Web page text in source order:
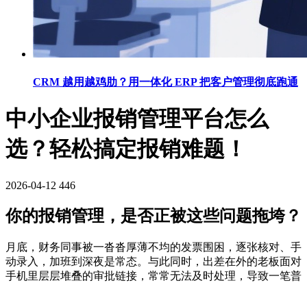
CRM 越用越鸡肋？用一体化 ERP 把客户管理彻底跑通
中小企业报销管理平台怎么
选？轻松搞定报销难题！
2026-04-12 446
你的报销管理，是否正被这些问题拖垮？
月底，财务同事被一沓沓厚薄不均的发票围困，逐张核对、手
动录入，加班到深夜是常态。与此同时，出差在外的老板面对
手机里层层堆叠的审批链接，常常无法及时处理，导致一笔普